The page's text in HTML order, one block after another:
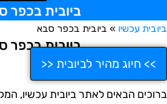
ביובית בכפר
עכשיו»ביובית בכפר סבא
ביובית בכפר
>> חיוג מהיר לביובית <<
הבאים לאתר ביובית עכשיו,